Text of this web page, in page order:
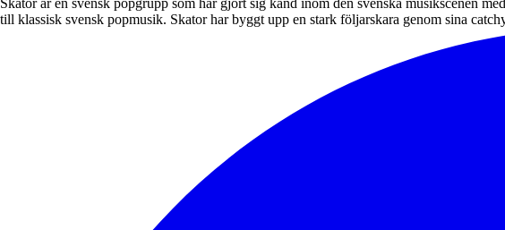
Skator är en svensk popgrupp som har gjort sig känd inom den svenska musikscenen
till klassisk svensk popmusik. Skator har byggt upp en stark följarskara genom sina